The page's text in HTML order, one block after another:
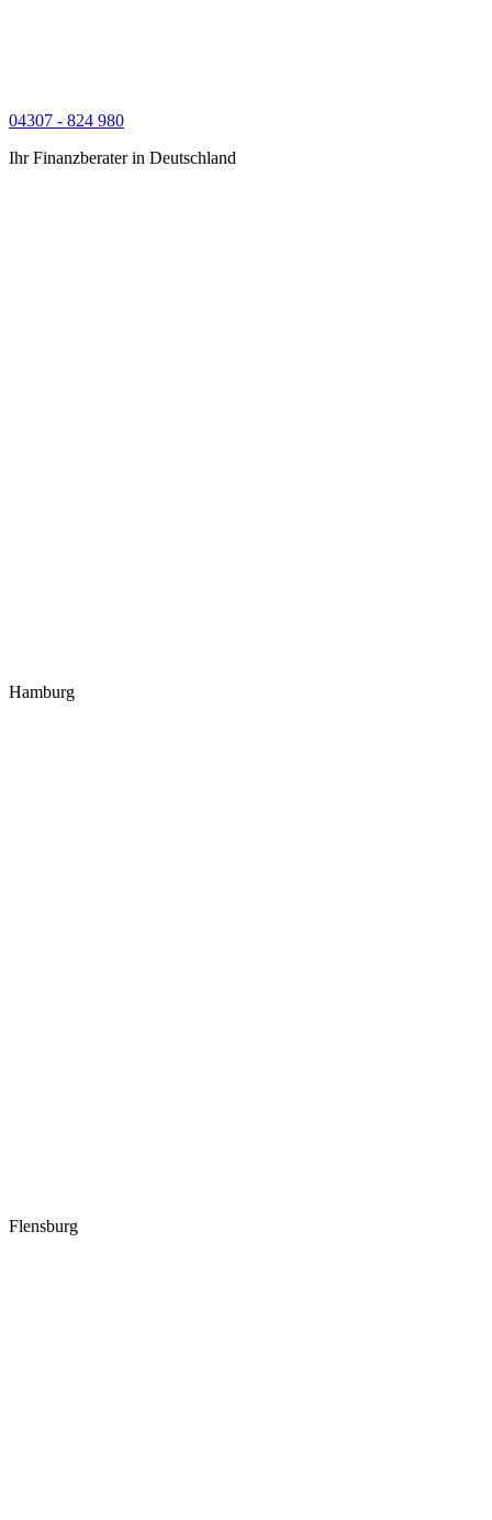
04307 - 824 980
Ihr Finanzberater in Deutschland
Hamburg
Flensburg